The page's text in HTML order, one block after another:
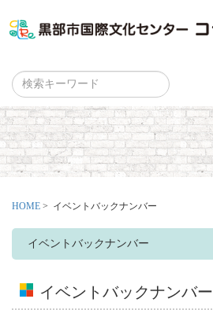
HOME > イベントバックナンバー
イベントバックナンバー
イベントバックナンバー